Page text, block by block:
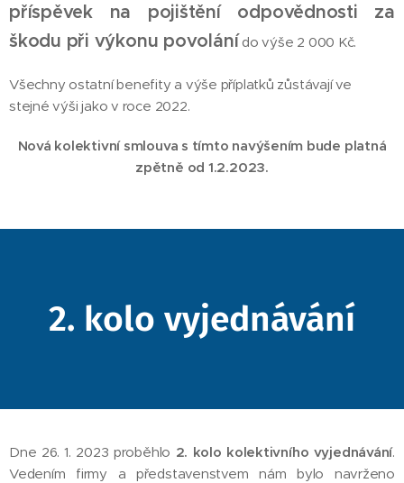
příspěvek na pojištění odpovědnosti za
škodu při výkonu povolání do výše 2 000 Kč.
Všechny ostatní benefity a výše příplatků zůstávají ve
stejné výši jako v roce 2022.
Nová kolektivní smlouva s tímto navýšením bude platná
zpětně od 1.2.2023.
2. kolo vyjednávání
Dne 26. 1. 2023 proběhlo 2. kolo kolektivního vyjednávání.
Vedením firmy a představenstvem nám bylo navrženo